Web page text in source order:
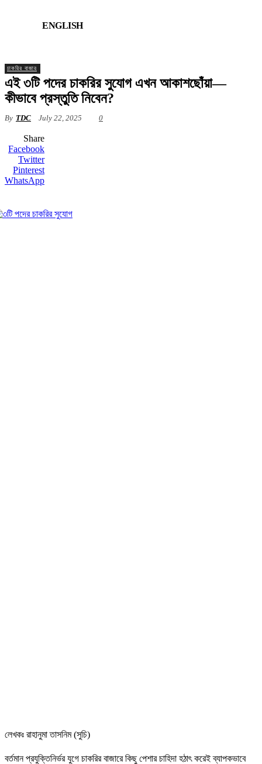
ENGLISH
চাকরির বাজার
এই ৩টি পদের চাকরির সুযোগ এখন আকাশছোঁয়া—
কীভাবে প্রস্তুতি নিবেন?
By TDC July 22, 2025 0
Share
Facebook
Twitter
Pinterest
WhatsApp
লেখকঃ রাহানুমা তাসনিম (সুচি)
বর্তমান প্রযুক্তিনির্ভর যুগে চাকরির বাজারে কিছু পেশার চাহিদা হঠাৎ করেই ব্যাপকভাবে